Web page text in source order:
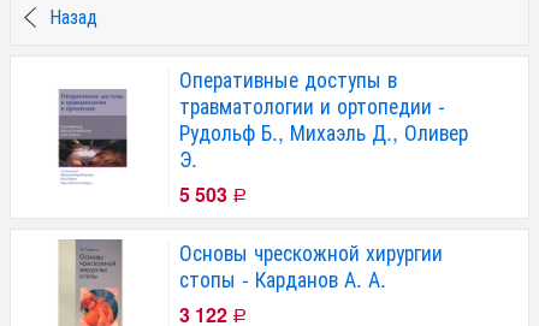
Назад
Оперативные доступы в
травматологии и ортопедии -
Рудольф Б., Михаэль Д., Оливер
Э.
5 503 Р
Основы чрескожной хирургии
стопы - Карданов А. А.
3 122 Р